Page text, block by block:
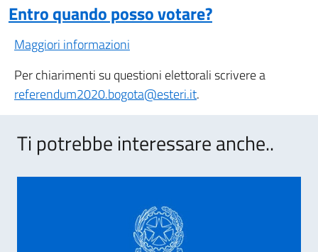
Entro quando posso votare?
Maggiori informazioni
Per chiarimenti su questioni elettorali scrivere a
referendum2020.bogota@esteri.it.
Ti potrebbe interessare anche..